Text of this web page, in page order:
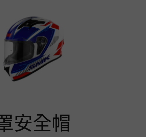
安全帽